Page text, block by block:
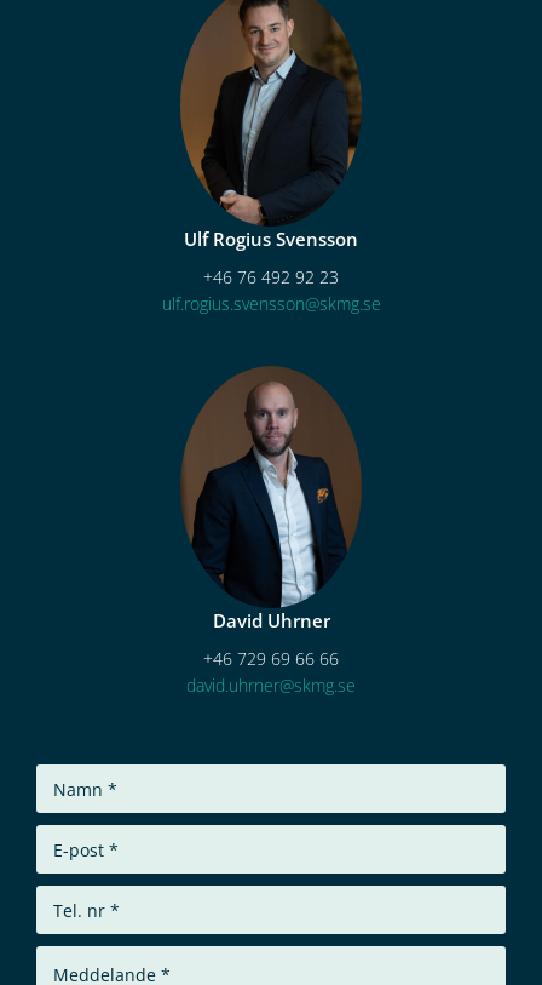
Ulf Rogius Svensson
+46 76 492 92 23
ulf.rogius.svensson@skmg.se
David Uhrner
+46 729 69 66 66
david.uhrner@skmg.se